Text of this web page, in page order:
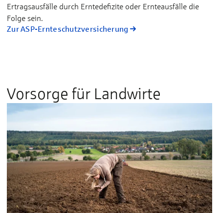
Ertragsausfälle durch Erntedefizite oder Ernteausfälle die
Folge sein.
Zur ASP-Ernteschutzversicherung
Vorsorge für Landwirte